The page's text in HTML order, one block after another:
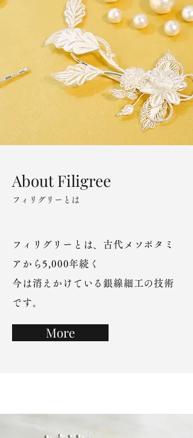
AboutFiligree
フィリグリーとは
フィリグリーとは、古代メソポタミ
アから5,000年続く
今は消えかけている銀線細工の技術
です。
More